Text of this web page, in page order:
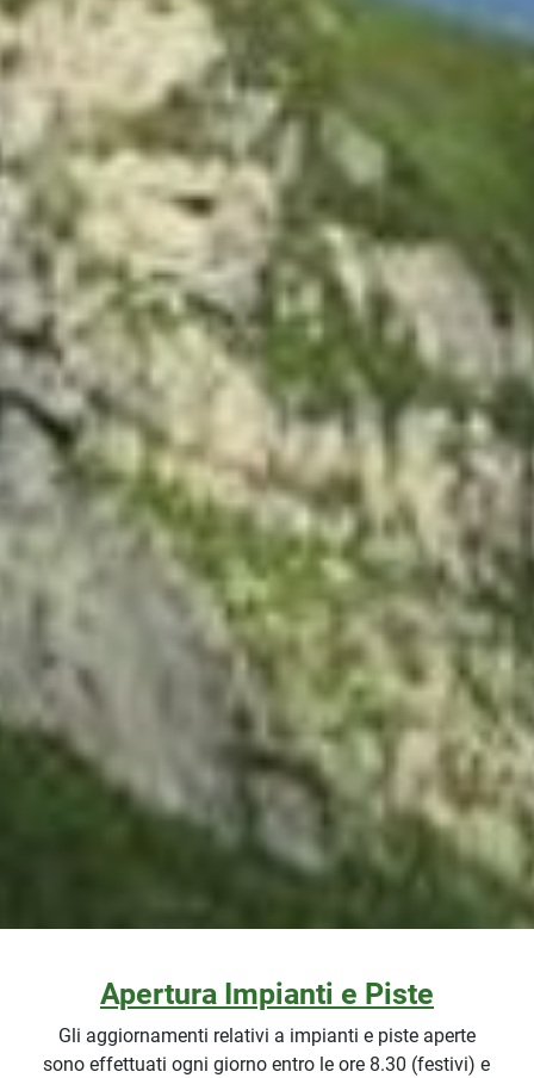
Apertura Impianti e Piste
Gli aggiornamenti relativi a impianti e piste aperte
sono effettuati ogni giorno entro le ore 8.30 (festivi) e